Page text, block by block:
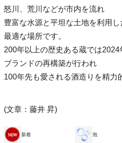
怒川、荒川などが市内を流れ
豊富な水源と平坦な土地を利用
最適な場所です。
200年以上の歴史ある蔵では
ブランドの再構築が行われ
100年先も愛される酒造りを精力
(文章：藤井 昇)
新着 泡